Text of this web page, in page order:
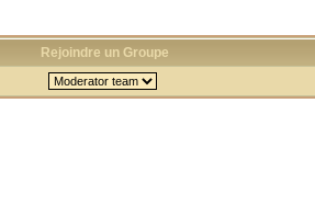
Rejoindre un Groupe